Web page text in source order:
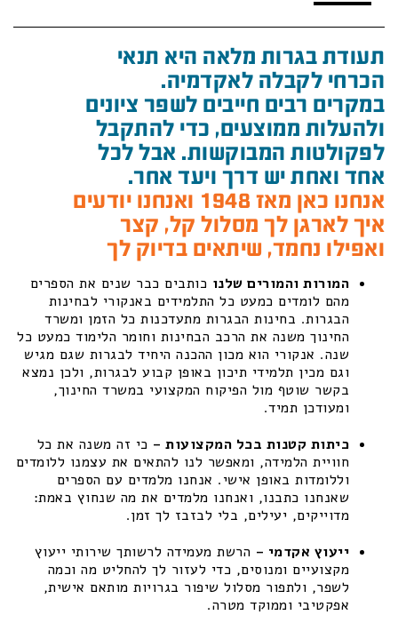
תעודת בגרות מלאה היא תנאי
הכרחי לקבלה לאקדמיה.
במקרים רבים חייבים לשפר ציונים
ולהעלות ממוצעים, כדי להתקבל
לפקולטות המבוקשות. אבל לכל
אחד ואחת יש דרך ויעד אחר.
אנחנו כאן מאז 1948 ואנחנו יודעים
איך לארגן לך מסלול קל, קצר
ואפילו נחמד, שיתאים בדיוק לך
המורות והמורים שלנו כותבים כבר שנים את הספרים
מהם לומדים כמעט כל התלמידים באנקורי לבחינות
הבגרות. בחינות הבגרות מתעדכנות כל הזמן ומשרד
החינוך משנה את הרכב הבחינות וחומר הלימוד כמעט כל
שנה. אנקורי הוא מכון ההכנה היחיד לבגרות שגם מגיש
וגם מכין תלמידי תיכון באופן קבוע לבגרות, ולכן נמצא
בקשר שוטף מול הפיקוח המקצועי במשרד החינוך,
ומעודכן תמיד.
כיתות קטנות בכל המקצועות – כי זה משנה את כל
חוויית הלמידה, ומאפשר לנו להתאים את עצמנו ללומדים
וללומדות באופן אישי. אנחנו מלמדים עם הספרים
שאנחנו כתבנו, ואנחנו מלמדים את מה שנחוץ באמת:
מדוייקים, יעילים, בלי לבזבז לך זמן.
ייעוץ אקדמי – הרשת מעמידה לרשותך שירותי ייעוץ
מקצועיים ומנוסים, כדי לעזור לך להחליט מה וכמה
לשפר, ולתפור מסלול שיפור בגרויות מותאם אישית,
אפקטיבי וממוקד מטרה.